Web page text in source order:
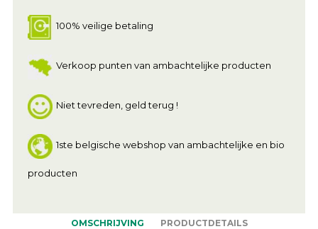
100% veilige betaling
Verkoop punten van ambachtelijke producten
Niet tevreden, geld terug !
1ste belgische webshop van ambachtelijke en bio
producten
OMSCHRIJVING
PRODUCTDETAILS